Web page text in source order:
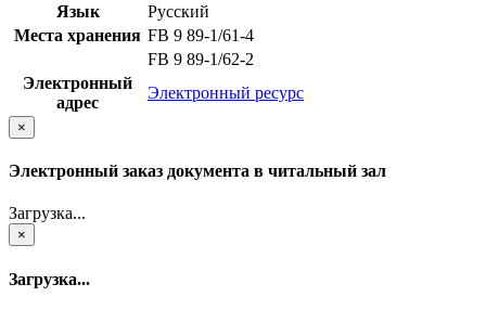
Язык
Русский
Места хранения FB 9 89-1/61-4
FB 9 89-1/62-2
Электронный
адрес
Электронный ресурс
×
Электронный заказ документа в читальный зал
Загрузка...
×
Загрузка...